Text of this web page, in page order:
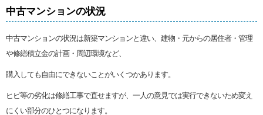
中古マンションの状況
中古マンションの状況は新築マンションと違い、建物・元からの居住者・管理
や修繕積立金の計画・周辺環境など、
購入しても自由にできないことがいくつかあります。
ヒビ等の劣化は修繕工事で直せますが、一人の意見では実行できないため変え
にくい部分のひとつになります。